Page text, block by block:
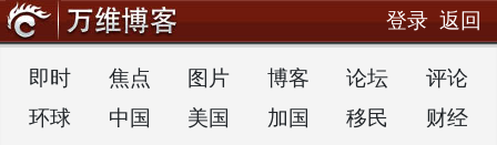
登录 返回
即时 焦点 图片 博客 论坛
评论
环球
中国 美国 加国 移民
财经